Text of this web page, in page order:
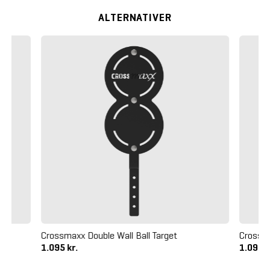
ALTERNATIVER
Crossmaxx Double Wall Ball Target
1.095 kr.
1.095